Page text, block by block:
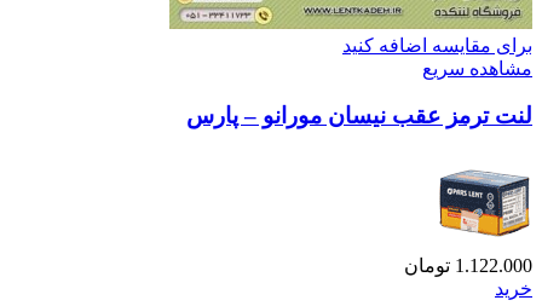
برای مقایسه اضافه کنید
مشاهده سریع
لنت ترمز عقب نیسان مورانو – پارس
1.122.000 تومان
خرید